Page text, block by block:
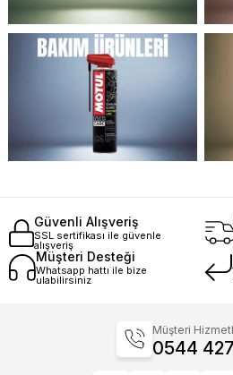
Güvenli Alışveriş
SSL sertifikası ile güvenle
alışveriş
Müşteri Desteği
Whatsapp hattı ile bize
ulabilirsiniz
Müşteri
0544